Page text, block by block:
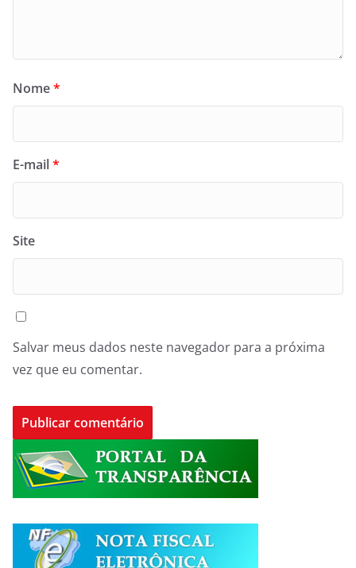
Nome*
E-mail*
Site
Salvar meus dados neste navegador para a próxima
vez que eu comentar.